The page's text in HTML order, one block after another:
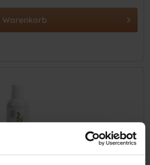
Warenkorb